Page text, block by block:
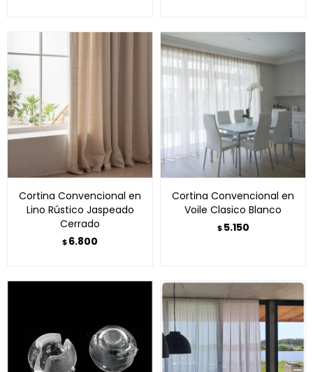
Cortina Convencional en
Lino Rústico Jaspeado
Cerrado
$6.800
Cortina Convencional en
Voile Clasico Blanco
$ 5.150